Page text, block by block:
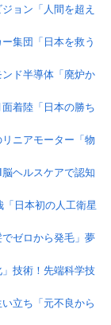
ョン「人間を超え
集団「日本を救う
ンド半導体「廃炉か
着陸「日本の勝ち
ニアモーター「物
ヘルスケアで認知
「日本初の人工衛星
でゼロから発毛」夢
」技術！先端科学技
立ち「元不良から